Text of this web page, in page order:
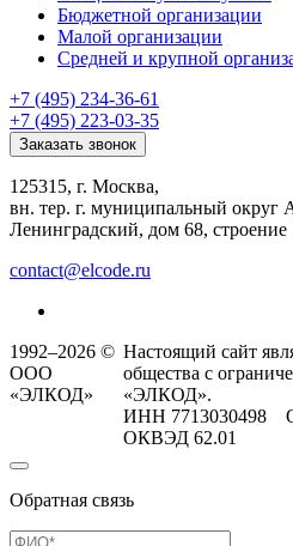
Бюджетной организации
Малой организации
Средней и крупной
+7 (495) 234-36-61
+7 (495) 223-03-35
Заказать звонок
125315, г. Москва,
вн. тер. г. муниципальный округ
Ленинградский, дом 68, строение
contact@elcode.ru
1992–2026 ©
ООО
«ЭЛКОД»
Настоящий сайт
общества с
«ЭЛКОД».
ИНН 7713030498
ОКВЭД 62.01
Обратная связь